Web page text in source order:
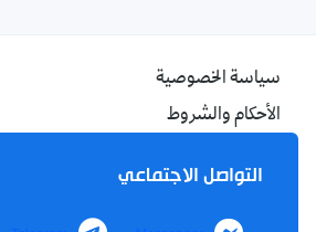
سياسة الخصوصية
الأحكام والشروط
اتصل بنا
من نحن
التواصل الاجتماعي